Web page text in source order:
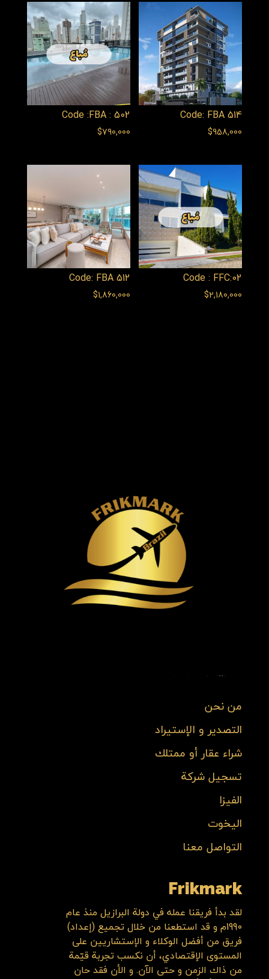
Code: FBA 514
$958,000
Code :FBA : 502
$790,000
Code : FFC:02
$2,180,000
Code: FBA 512
$1,860,000
من نحن
التصدير و الإستيراد
شراء عقار أو ممتلك
تسجيل شركة
الفيزا
اليخوت
التواصل معنا
Frikmark
لقد بدأ فريقنا عمله في دولة البرازيل منذ عام
1990م و قد استطعنا من خلال تجميع (إعداد)
فريق من أفضل الوكلاء و الإستشاريين على
المستوى الإقتصادي، أن نكسب تجربة قيّمة
من ذاك الزمن و حتى الآن. و الأن فقد حان